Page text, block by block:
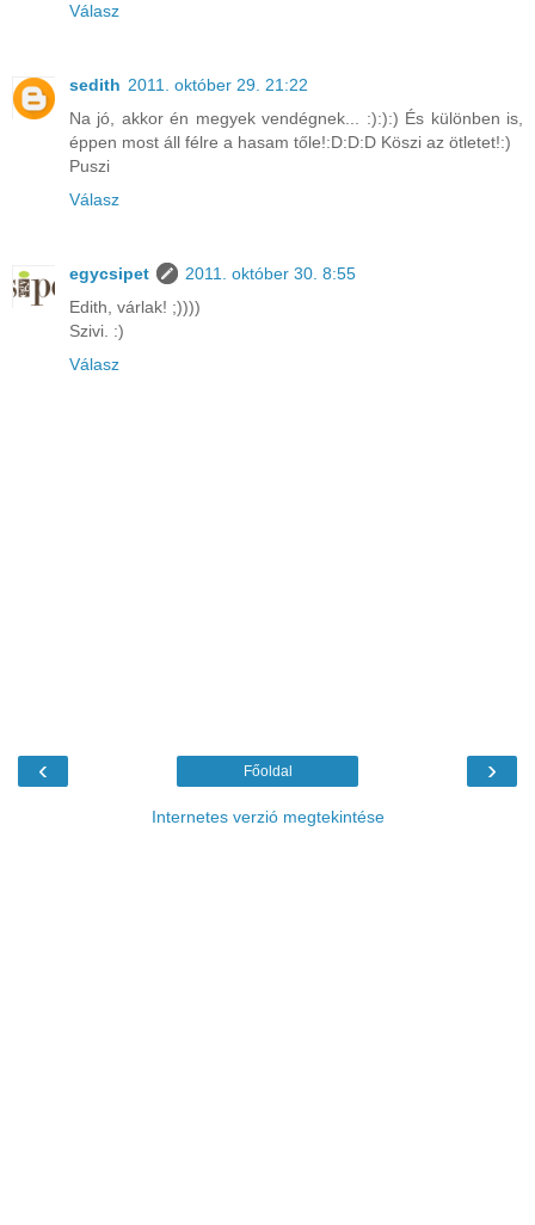
Válasz
sedith 2011. október 29. 21:22
Na jó, akkor én megyek vendégnek... :):):) És különben is,
éppen most áll félre a hasam tőle!:D:D:D Köszi az ötletet!:)
Puszi
Válasz
egycsipet
2011. október 30. 8:55
Edith, várlak! ;))))
Szivi. :)
Válasz
‹ ›
Főoldal
Internetes verzió megtekintése